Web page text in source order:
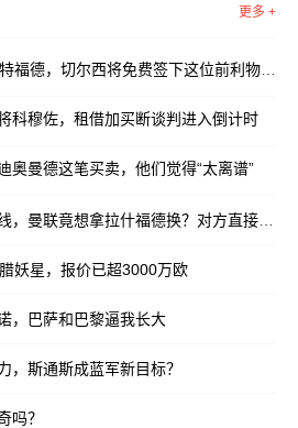
更多 +
德，切尔西将免费签下这位前利物浦队长
科穆佐，租借加买断谈判进入倒计时
奥曼德这笔买卖，他们觉得“太离谱”
竟想拿拉什福德换？对方直接摆手：养不起！
妖星，报价已超3000万欧
，巴萨和巴黎逼我长大
，斯通斯成蓝军新目标？
吗？